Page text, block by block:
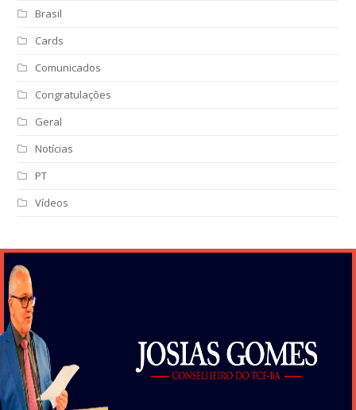
Brasil
Cards
Comunicados
Congratulações
Geral
Notícias
PT
Vídeos